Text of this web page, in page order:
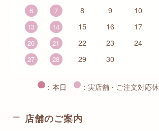
6 7 8 9 10
13 14 15 16 17
20 21 22 23 24
27 28 29 30
：本日 ：実店舗・ご注文対応
店舗のご案内